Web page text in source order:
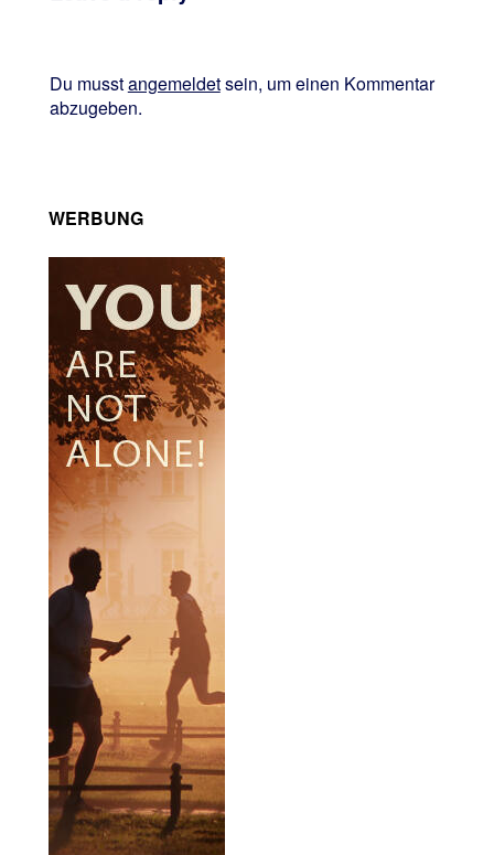
Du musstangemeldetsein, um einen Kommentar
abzugeben.
WERBUNG